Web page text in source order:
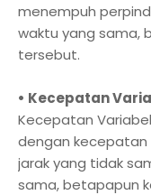
menempuh
waktu yang sama,
tersebut.
• Kecepatan
Kecepatan
dengan kecepatan
jarak yang tidak
sama, betapapun